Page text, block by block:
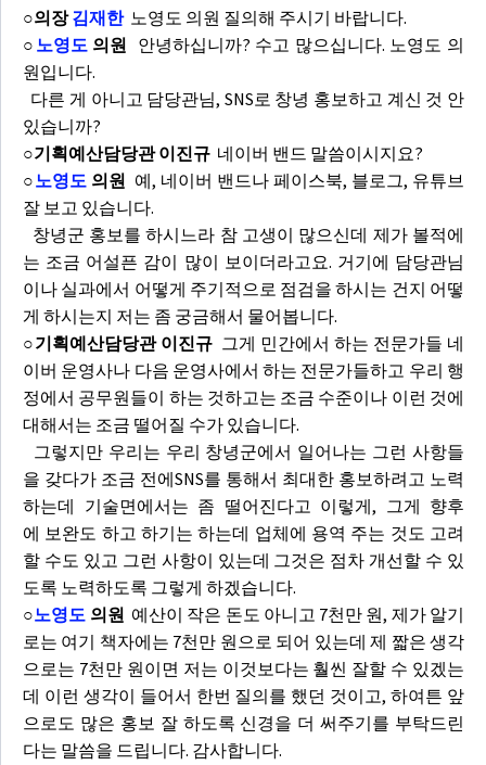
○의장김재한노영도 의원 질의해 주시기 바랍니다.
○ 노영도의원
안녕하십니까? 수고 많으십니다. 노영도 의
원입니다.
다른 게 아니고 담당관님, SNS로 창녕 홍보하고 계신 것 안
있습니까?
○기획예산담당관 이진규 네이버 밴드 말씀이시지요?
○노영도 의원 예, 네이버 밴드나 페이스북, 블로그, 유튜브
잘 보고 있습니다.
창녕군 홍보를 하시느라 참 고생이 많으신데 제가 볼적에
는 조금 어설픈 감이 많이 보이더라고요. 거기에 담당관님
이나 실과에서 어떻게 주기적으로 점검을 하시는 건지 어떻
게 하시는지 저는 좀 궁금해서 물어봅니다.
○기획예산담당관 이진규 그게 민간에서 하는 전문가들 네
이버 운영사나 다음 운영사에서 하는 전문가들하고 우리 행
정에서 공무원들이 하는 것하고는 조금 수준이나 이런 것에
대해서는 조금 떨어질 수가 있습니다.
그렇지만 우리는 우리 창녕군에서 일어나는 그런 사항들
을 갖다가 조금 전에SNS를 통해서 최대한 홍보하려고 노력
하는데 기술면에서는 좀 떨어진다고 이렇게, 그게 향후
에 보완도 하고 하기는 하는데 업체에 용역 주는 것도 고려
할 수도 있고 그런 사항이 있는데 그것은 점차 개선할 수 있
도록 노력하도록 그렇게 하겠습니다.
○노영도 의원 예산이 작은 돈도 아니고 7천만 원, 제가 알기
로는 여기 책자에는 7천만 원으로 되어 있는데 제 짧은 생각
으로는 7천만 원이면 저는 이것보다는 훨씬 잘할 수 있겠는
데 이런 생각이 들어서 한번 질의를 했던 것이고, 하여튼 앞
으로도 많은 홍보 잘 하도록 신경을 더 써주기를 부탁드린
다는 말씀을 드립니다. 감사합니다.